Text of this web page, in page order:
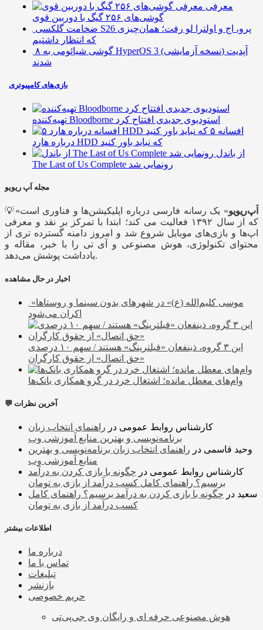
معرفی
گوشی‌های ۲۵۶ گیگ با دوربین قوی
ضخامت گلکسی S26 پرو، اج و اولترا لو رفت؛ همان‌چیزی
که انتظار داشتیم
۸ گوشی شیائومی به HyperOS 3 (نسخه آزمایشی) آپدیت
شدند
بازی‌های کامپیوتری
تهیه‌کننده Bloodborne استودیوی جدیدی افتتاح کرد
۵ افسانه
درباره هارد HDD که نباید باور کنید
از باندل
The Last of Us Complete رونمایی شد
مجله اَپ ریویو
💡« اَپ‌ریویو» یک رسانه فارسی درباره اپلیکیشن‌ها و فناوری است
که از سال ۱۳۹۲ فعالیت می کند؛ ابتدا با تمرکز بر نقد و معرفی
اپ‌ها و بازی‌های موبایل شروع شد و امروز دامنه گسترده تری از
محتوای تکنولوژی، هوش مصنوعی و آی تی را با خبر، مقاله و
یادداشت پوشش می‌دهد.
اخبار در حال مشاهده
«موسی کلیم‌الله (ع)» در شهرهای بدون سینما و روستاها
اکران می‌شود
این ۳ گروه، ذینفعان «فیلترینگ» هستند / سهم ۱۰ درصدی
«حق اتصال» از حقوق کارگران
وام‌های معطل مانده؛ اشتغال خرد در گرو همکاری بانک‌ها
💬 آخرین نظرات
کارشناس روابط عمومی در راهنمای انتخاب زبان
برنامه‌نویسی و بهترین منابع آموزشی وب
وحید قاسمی در راهنمای انتخاب زبان برنامه‌نویسی و بهترین
منابع آموزشی وب
کارشناس روابط عمومی در چگونه با بازی کردن به درآمد
برسیم؟ راهنمای کامل کسب درآمد از بازی به تومان
سعید در چگونه با بازی کردن به درآمد برسیم؟ راهنمای کامل
کسب درآمد از بازی به تومان
اطلاعات بیشتر
درباره ما
تماس با ما
تبلیغات
بازنشر
حریم خصوصی
هوش مصنوعی حرفه ای و رایگان وی جی‌پی‌تی